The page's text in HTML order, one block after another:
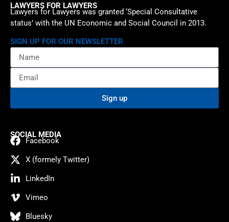
LAWYERS FOR LAWYERS
Lawyers for Lawyers was granted ‘Special Consultative
status’ with the UN Economic and Social Council in 2013.
SIGN UP FOR OUR NEWSLETTER
Sign up
SOCIAL MEDIA
Facebook
X (formely Twitter)
LinkedIn
Vimeo
Bluesky